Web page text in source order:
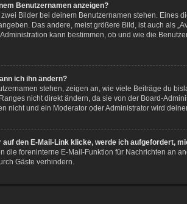
Benutzernamen anzeigen?
Bilder bei deinem Benutzernamen stehen. Eines
Das andere, meist größere Bild, ist auch als
kann bestimmen, ob und wie die
ich ihn ändern?
stehen, zeigen an, wie viele Beiträge du
nicht direkt ändern, da sie von der Board-
nicht und ein Moderator oder Administrator wird
auf den E-Mail-Link klicke, werde ich aufgefordert,
die foreninterne E-Mail-Funktion für Nachrichten an
Gäste verhindern.